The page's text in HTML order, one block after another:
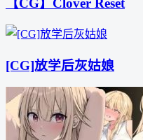
【CG】Clover Reset
[CG]放学后灰姑娘